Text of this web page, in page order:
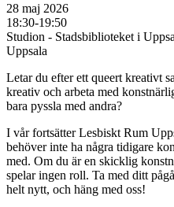
28 maj 2026
18:30-19:50
Studion - Stadsbiblioteket i
Uppsala
Letar du efter ett queert kreativt
kreativ och arbeta med
bara pyssla med andra?
I vår fortsätter Lesbiskt Rum
behöver inte ha några tidigare
med. Om du är en skicklig
spelar ingen roll. Ta med ditt
helt nytt, och häng med oss!